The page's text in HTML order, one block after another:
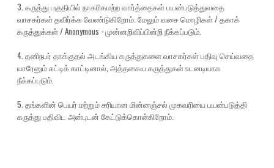
3. கருத்து பகுதியில் நாகரிகமற்ற வார்த்தைகள் பயன்படுத்துவதை
வாசகர்கள் தவிர்க்க வேண்டுகிறோம். மேலும் வசை மொழிகள் / தகாக்
கருத்துக்கள் / Anonymous - முன்னறிவிப்பின்றி நீக்கப்படும்.
4. தனிநபர் தாக்குதல் அடங்கிய கருத்துகளை வாசகர்கள் பதிவு செய்வதை
யாரேனும் சுட்டிக் காட்டினால், அத்தகைய கருத்துகள் உடனடியாக
நீக்கப்படும்.
5. தங்களின் பெயர் மற்றும் சரியான மின்னஞ்சல் முகவரியை பயன்படுத்தி
கருத்து பதிவிட அன்புடன் கேட்டுக்கொள்கிறோம்.